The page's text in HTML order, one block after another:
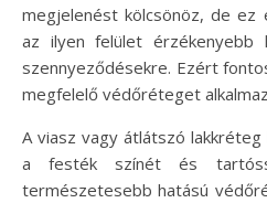
megjelenést kölcsönöz, de
az ilyen felület
szennyeződésekre. Ezért
megfelelő védőréteget
A viasz vagy átlátszó
a festék színét és
természetesebb hatású